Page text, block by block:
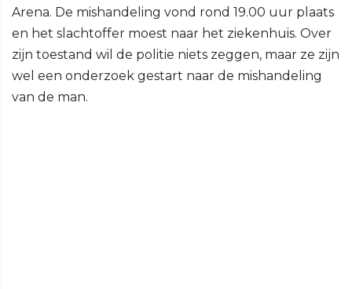
Arena. De mishandeling vond rond 19.00 uur plaats
en het slachtoffer moest naar het ziekenhuis. Over
zijn toestand wil de politie niets zeggen, maar ze zijn
wel een onderzoek gestart naar de mishandeling
van de man.